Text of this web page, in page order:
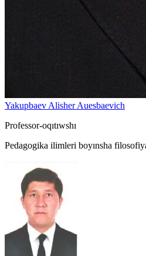
Yakupbaev Alisher Auesbaevich
Professor-oqıtıwshı
Pedagogika ilimleri boyınsha